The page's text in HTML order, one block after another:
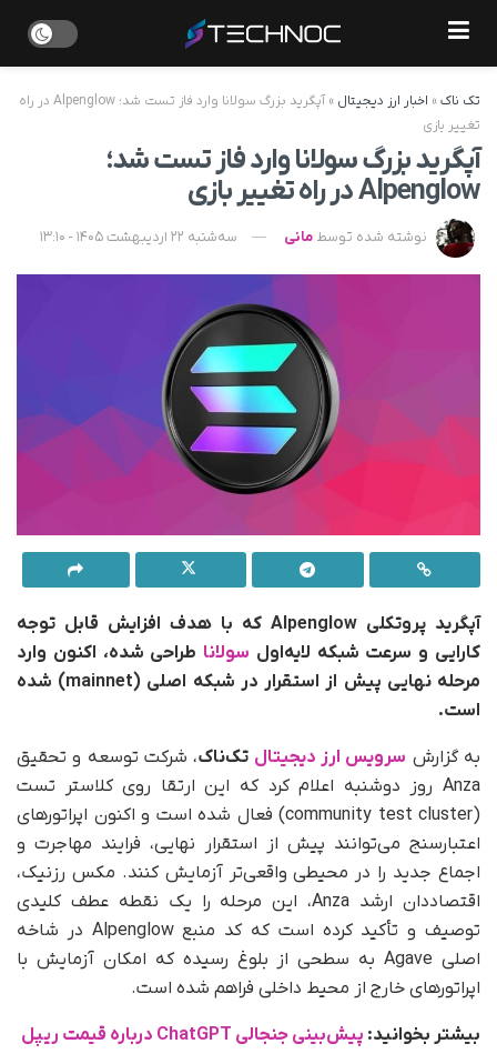
تک ناک» اخبار ارز دیجیتال »
آپگرید بزرگ سولانا وارد فاز تست شد؛ Alpenglow در راه
تغییر بازی
آپگرید بزرگ سولانا وارد فاز تست شد؛
Alpenglow در راه تغییر بازی
نوشته شده توسط مانی سه‌شنبه 22 اردیبهشت 1405 - 13:10
آپگرید پروتکلی Alpenglow که با هدف افزایش قابل توجه
کارایی و سرعت شبکه لایه‌اول سولانا طراحی شده، اکنون وارد
مرحله نهایی پیش از استقرار در شبکه اصلی (mainnet) شده
است.
به‌ گزارش سرویس ارز دیجیتال تک‌ناک، شرکت توسعه و تحقیق
Anza روز دوشنبه اعلام کرد که این ارتقا روی کلاستر تست
(community test cluster) فعال شده است و اکنون اپراتورهای
اعتبارسنج می‌توانند پیش از استقرار نهایی، فرایند مهاجرت و
اجماع جدید را در محیطی واقعی‌تر آزمایش کنند. مکس رزنیک،
اقتصاددان ارشد Anza، این مرحله را یک نقطه عطف کلیدی
توصیف و تأکید کرده است که کد منبع Alpenglow در شاخه
اصلی Agave به سطحی از بلوغ رسیده که امکان آزمایش با
اپراتورهای خارج از محیط داخلی فراهم شده است.
بیشتر بخوانید: پیش‌بینی جنجالی ChatGPT درباره قیمت ریپل